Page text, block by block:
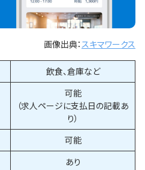
画像出典：スキマワークス
飲食、倉庫など
可能
（求人ページに支払日の記載あ
り）
可能
あり